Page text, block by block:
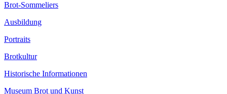
Brot-Sommeliers
Ausbildung
Portraits
Brotkultur
Historische Informationen
Museum Brot und Kunst